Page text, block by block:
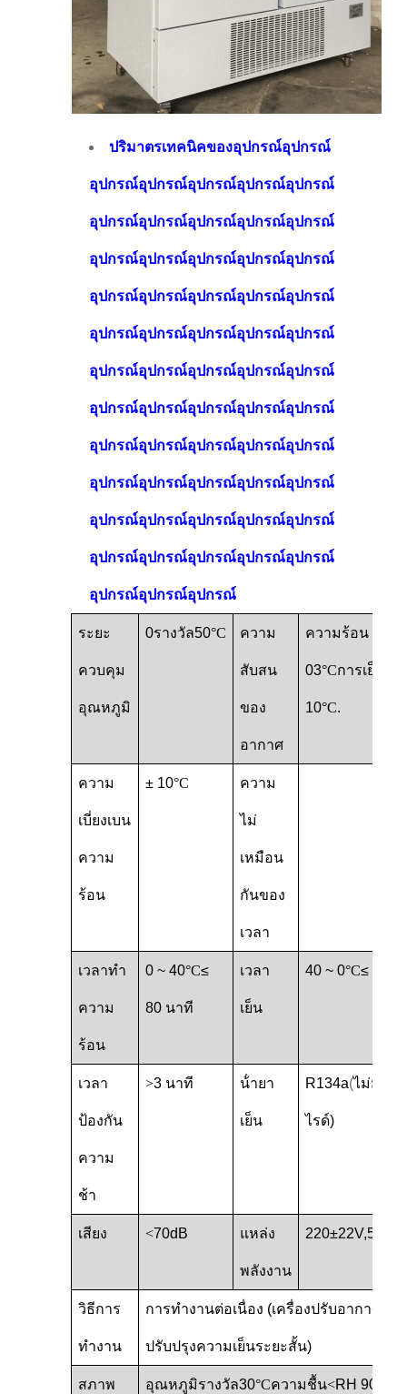
ปริมาตรเทคนิคของอุปกรณ์อุปกรณ์
อุปกรณ์อุปกรณ์อุปกรณ์อุปกรณ์อุปกรณ์
อุปกรณ์อุปกรณ์อุปกรณ์อุปกรณ์อุปกรณ์
อุปกรณ์อุปกรณ์อุปกรณ์อุปกรณ์อุปกรณ์
อุปกรณ์อุปกรณ์อุปกรณ์อุปกรณ์อุปกรณ์
อุปกรณ์อุปกรณ์อุปกรณ์อุปกรณ์อุปกรณ์
อุปกรณ์อุปกรณ์อุปกรณ์อุปกรณ์อุปกรณ์
อุปกรณ์อุปกรณ์อุปกรณ์อุปกรณ์อุปกรณ์
อุปกรณ์อุปกรณ์อุปกรณ์อุปกรณ์อุปกรณ์
อุปกรณ์อุปกรณ์อุปกรณ์อุปกรณ์อุปกรณ์
อุปกรณ์อุปกรณ์อุปกรณ์อุปกรณ์อุปกรณ์
อุปกรณ์อุปกรณ์อุปกรณ์อุปกรณ์อุปกรณ์
อุปกรณ์อุปกรณ์อุปกรณ์
ระยะ
ควบคุม
อุณหภูมิ
0รางวัล50°C ความ
สับสน
ของ
อากาศ
ความร้อน ±
03°Cการเย็น ±
10°C.
ความ
เบี่ยงเบน
ความ
ร้อน
± 10°C ความ
ไม่
เหมือน
กันของ
เวลา
เวลาทํา
ความ
ร้อน
0 ~ 40°C≤
80 นาที
เวลา
เย็น
40 ~ 0°C≤ 80 น
เวลา
ป้องกัน
ความ
ช้า
>3 นาที น้ํายา
เย็น
R134a(ไม่มีฟล
ไรด์)
เสียง <70dB แหล่ง
พลังงาน
วิธีการ
ทํางาน
การทํางานต่อเนื่อง (เครื่องปรับอากาศมีก
ปรับปรุงความเย็นระยะสั้น)
สภาพ อุณหภูมิรางวัล30°Cความชื้น<RH 90% ก๊